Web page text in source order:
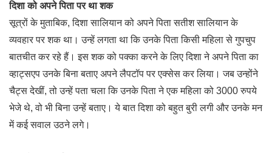
दिशा को अपने पिता पर था शक
सूत्रों के मुताबिक, दिशा सालियान को अपने पिता सतीश सालियान के
व्यवहार पर शक था। उन्हें लगता था कि उनके पिता किसी महिला से गुपचुप
बातचीत कर रहे हैं। इस शक को पक्का करने के लिए दिशा ने अपने पिता का
व्हाट्सएप उनके बिना बताए अपने लैपटॉप पर एक्सेस कर लिया। जब उन्होंने
चैट्स देखीं, तो उन्हें पता चला कि उनके पिता ने एक महिला को 3000 रुपये
भेजे थे, वो भी बिना उन्हें बताए। ये बात दिशा को बहुत बुरी लगी और उनके मन
में कई सवाल उठने लगे।